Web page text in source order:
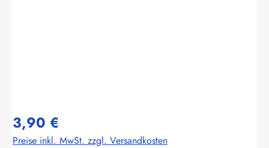
3,90 €
Preise inkl. MwSt. zzgl. Versandkosten